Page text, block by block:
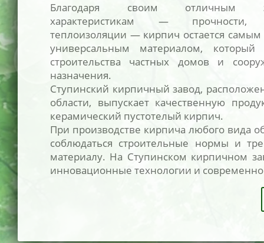
Благодаря своим отличным
характеристикам — прочности,
теплоизоляции — кирпич остается
универсальным материалом, который
строительства частных домов и
назначения.
Ступинский кирпичный завод,
области, выпускает качественную
керамический пустотелый кирпич.
При производстве кирпича любого вида
соблюдаться строительные нормы и
материалу. На Ступинском кирпичном
инновационные технологии и